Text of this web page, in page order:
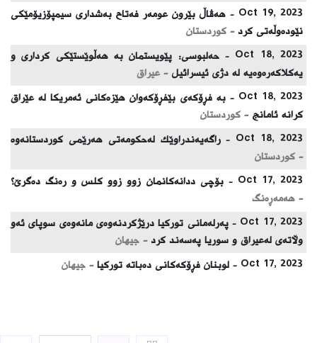
Oct 19, 2023 -
هەڤاڵ بێرون عومەر فەتاح بەشداری سیمپۆزیۆمێکی
نێودەوڵەتی کرد - كوردستان
Oct 18, 2023 -
حەلبوسی: پێویستمان بە ھەڵوێستێکی کرداری و
یەکلاکەرەوەیە لە دژی ئیسرائیل - عیراق
Oct 18, 2023 -
بە فڕۆکەی بێفڕۆکەوان هێزەکانی ئەمریکا لە عێراق
کرانە ئامانج - كوردستان
Oct 18, 2023 -
راگەیەندراوێك لەحكومەتی هەرێمی كوردستانەوە
- كوردستان
Oct 17, 2023 -
بۆچی ددانەکانمان زوو زوو کلس و رەنگ دەگرێ؟
- هەمەڕەنگ
Oct 17, 2023 -
پەرلەمانی توركیا درێژكردنەوەی مانەوەی سوپای ئەو
وڵاتەی لەعیراق و سوریا پەسەند كرد - جیهان
Oct 17, 2023 -
لوبنان فڕۆكەكانی دەباتە توركیا - جیهان